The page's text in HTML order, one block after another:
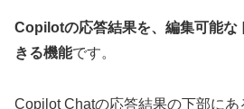
Copilotの応答結果を、編集可能な
きる機能です。
Copilot Chatの応答結果の下部にあ